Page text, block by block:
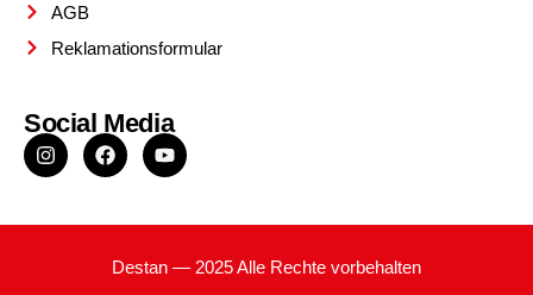
AGB
Reklamationsformular
Social Media
Destan — 2025 Alle Rechte vorbehalten